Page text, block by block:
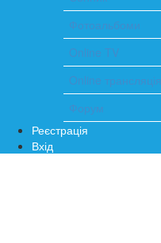
Фотоальбоми
Online TV
Online трансляція
Форум
Реєстрація
Вхід